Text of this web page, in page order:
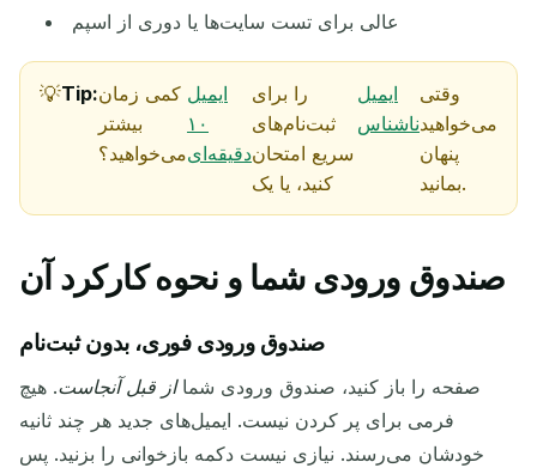
در حال انتظار برای ایمیل‌های ورودی...
به‌روزرسانی
عالی برای تست سایت‌ها یا دوری از اسپم
Tip:کمی زمان
بیشتر
می‌خواهید؟
ایمیل
۱۰
دقیقه‌ای
را برای
ثبت‌نام‌های
سریع امتحان
کنید، یا یک
ایمیل
ناشناس
وقتی
می‌خواهید
پنهان
بمانید.
صندوق ورودی شما و نحوه کارکرد آن
صندوق ورودی فوری، بدون ثبت‌نام
صفحه را باز کنید، صندوق ورودی شمااز قبل آنجاست. هیچ
فرمی برای پر کردن نیست. ایمیل‌های جدید هر چند ثانیه
خودشان می‌رسند. نیازی نیست دکمه بازخوانی را بزنید. پس